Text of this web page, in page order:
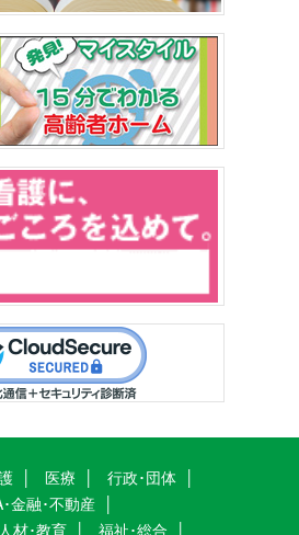
医療
行政･団体
金融･不動産
人材･教育 福祉･総合